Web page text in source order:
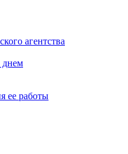
агентства
днем
ее работы